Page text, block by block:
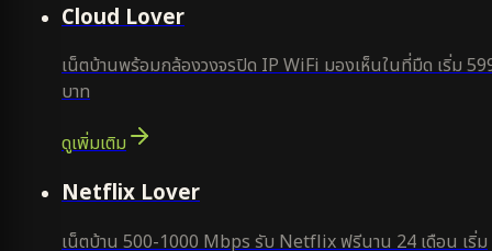
Cloud Lover
เน็ตบ้านพร้อมกล้องวงจรปิด IP WiFi มองเห็นในที่มืด เริ่ม
บาท
ดูเพิ่มเติม
Netflix Lover
เน็ตบ้าน 500-1000 Mbps รับ Netflix ฟรีนาน 24 เดือน เริ่ม